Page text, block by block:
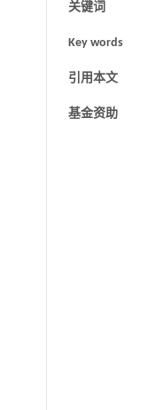
关键词
Key words
引用本文
基金资助